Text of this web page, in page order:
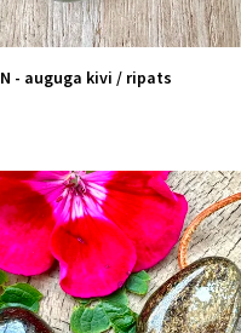
- auguga kivi / ripats